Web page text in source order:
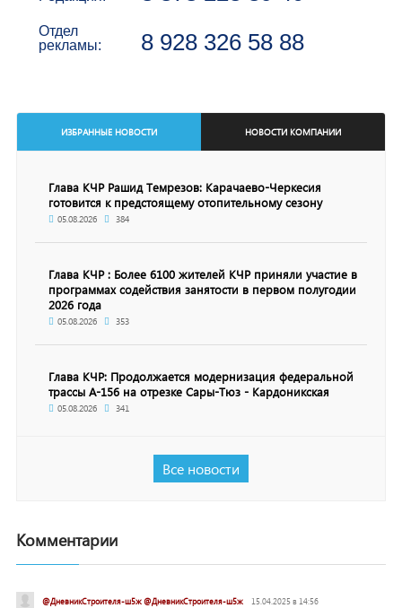
Отдел
рекламы:
8 928 326 58 88
ИЗБРАННЫЕ НОВОСТИ НОВОСТИ КОМПАНИИ
Глава КЧР Рашид Темрезов: Карачаево-Черкесия
готовится к предстоящему отопительному сезону
05.08.2026 384
Глава КЧР : Более 6100 жителей КЧР приняли участие в
программах содействия занятости в первом полугодии
2026 года
05.08.2026 353
Глава КЧР: Продолжается модернизация федеральной
трассы А-156 на отрезке Сары-Тюз - Кардоникская
05.08.2026 341
Все новости
Комментарии
@ДневникСтроителя-ш5ж @ДневникСтроителя-ш5ж 15.04.2025 в 14:56